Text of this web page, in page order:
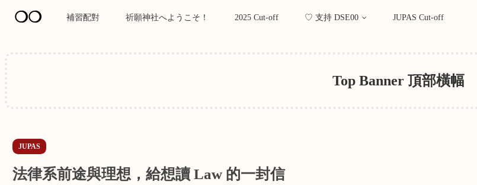
❍❍ 補習配對 祈願神社へようこそ！ 2025 Cut-off ♡ 支持 DSE00 JUPAS Cut-off
Top Banner 頂部橫幅
JUPAS
法律系前途與理想，給想讀 Law 的一封信